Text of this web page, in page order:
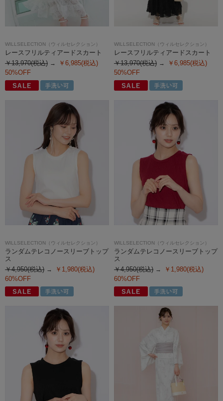
WILLSELECTION（ウィルセレクション）
レースフリルティアードスカート
￥13,970(税込)
￥6,985(税込)
50%OFF
WILLSELECTION（ウィルセレクション）
レースフリルティアードスカート
￥13,970(税込)
￥6,985(税込)
50%OFF
WILLSELECTION（ウィルセレクション）
ランダムテレコノースリーブトップ
ス
￥4,950(税込)
￥1,980(税込)
60%OFF
WILLSELECTION（ウィルセレクション）
ランダムテレコノースリーブトップ
ス
￥4,950(税込)
￥1,980(税込)
60%OFF